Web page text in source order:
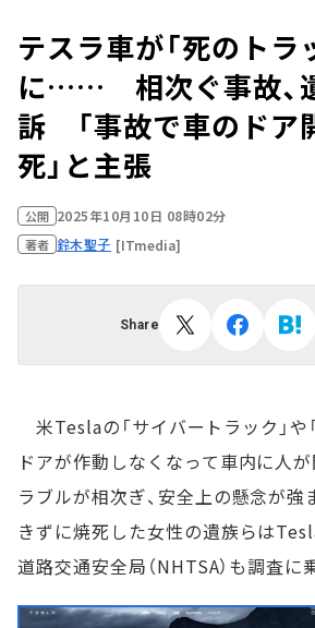
テスラ車が「死のトラ
に…… 相次ぐ事故、
訴 「事故で車のドア
死」と主張
公開 2025年10月10日 08時02分
著者 鈴木聖子 [ITmedia]
Share
米Teslaの「サイバートラック」や
ドアが作動しなくなって車内に人
ラブルが相次ぎ、安全上の懸念が強
きずに焼死した女性の遺族らは
道路交通安全局（NHTSA）も調査に